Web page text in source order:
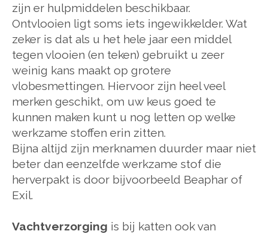
zijn er hulpmiddelen beschikbaar.
Ontvlooien ligt soms iets ingewikkelder. Wat
zeker is dat als u het hele jaar een middel
tegen vlooien (en teken) gebruikt u zeer
weinig kans maakt op grotere
vlobesmettingen. Hiervoor zijn heel veel
merken geschikt, om uw keus goed te
kunnen maken kunt u nog letten op welke
werkzame stoffen erin zitten.
Bijna altijd zijn merknamen duurder maar niet
beter dan eenzelfde werkzame stof die
herverpakt is door bijvoorbeeld Beaphar of
Exil.
Vachtverzorging is bij katten ook van